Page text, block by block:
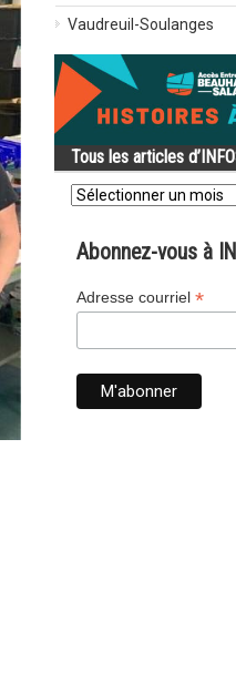
Vaudreuil-Soulanges
Tous les articles
Tous
les
d’INFOSuroit
Abonnez-vous à
Adresse courriel *